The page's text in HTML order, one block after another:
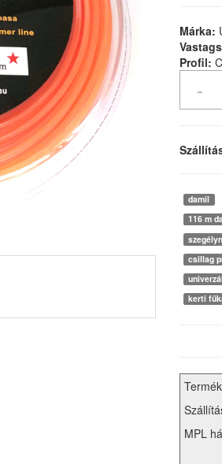
Márka:
Profil:
damil
116 m
csillag
kerti
MPL